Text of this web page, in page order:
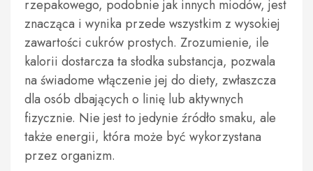
rzepakowego, podobnie jak innych miodów, jest
znacząca i wynika przede wszystkim z wysokiej
zawartości cukrów prostych. Zrozumienie, ile
kalorii dostarcza ta słodka substancja, pozwala
na świadome włączenie jej do diety, zwłaszcza
dla osób dbających o linię lub aktywnych
fizycznie. Nie jest to jedynie źródło smaku, ale
także energii, która może być wykorzystana
przez organizm.